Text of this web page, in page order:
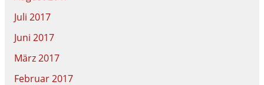
Juli 2017
Juni 2017
März 2017
Februar 2017